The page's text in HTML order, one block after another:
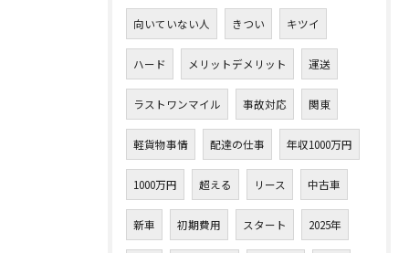
向いていない人 きつい キツイ
ハード メリットデメリット 運送
ラストワンマイル 事故対応 関東
軽貨物事情 配達の仕事 年収1000万円
1000万円 超える リース 中古車
新車 初期費用 スタート 2025年